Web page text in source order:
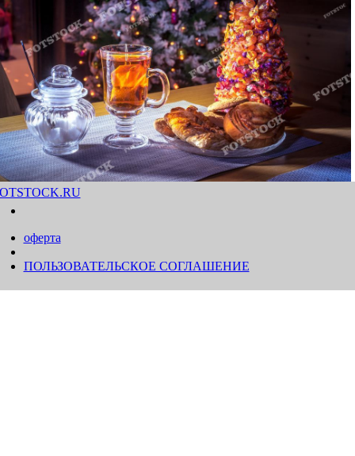
оферта
ПОЛЬЗОВАТЕЛЬСКОЕ СОГЛАШЕНИЕ